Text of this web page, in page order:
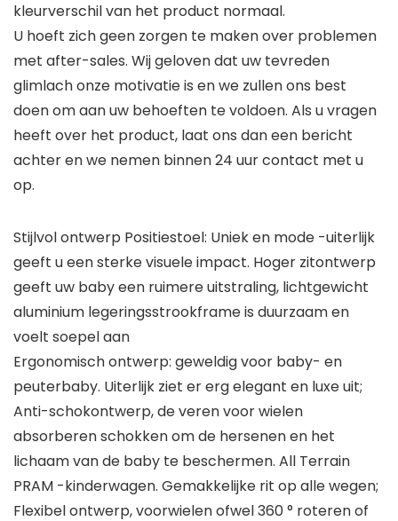
kleurverschil van het product normaal.
U hoeft zich geen zorgen te maken over problemen
met after-sales. Wij geloven dat uw tevreden
glimlach onze motivatie is en we zullen ons best
doen om aan uw behoeften te voldoen. Als u vragen
heeft over het product, laat ons dan een bericht
achter en we nemen binnen 24 uur contact met u
op.
Stijlvol ontwerp Positiestoel: Uniek en mode -uiterlijk
geeft u een sterke visuele impact. Hoger zitontwerp
geeft uw baby een ruimere uitstraling, lichtgewicht
aluminium legeringsstrookframe is duurzaam en
voelt soepel aan
Ergonomisch ontwerp: geweldig voor baby- en
peuterbaby. Uiterlijk ziet er erg elegant en luxe uit;
Anti-schokontwerp, de veren voor wielen
absorberen schokken om de hersenen en het
lichaam van de baby te beschermen. All Terrain
PRAM -kinderwagen. Gemakkelijke rit op alle wegen;
Flexibel ontwerp, voorwielen ofwel 360 ° roteren of